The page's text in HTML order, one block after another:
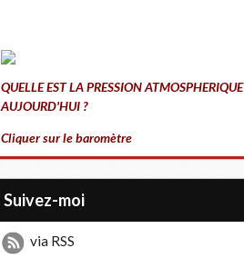
QUELLE EST LA PRESSION ATMOSPHERIQUE
AUJOURD'HUI ?
Cliquer sur le baromètre
Suivez-moi
via RSS